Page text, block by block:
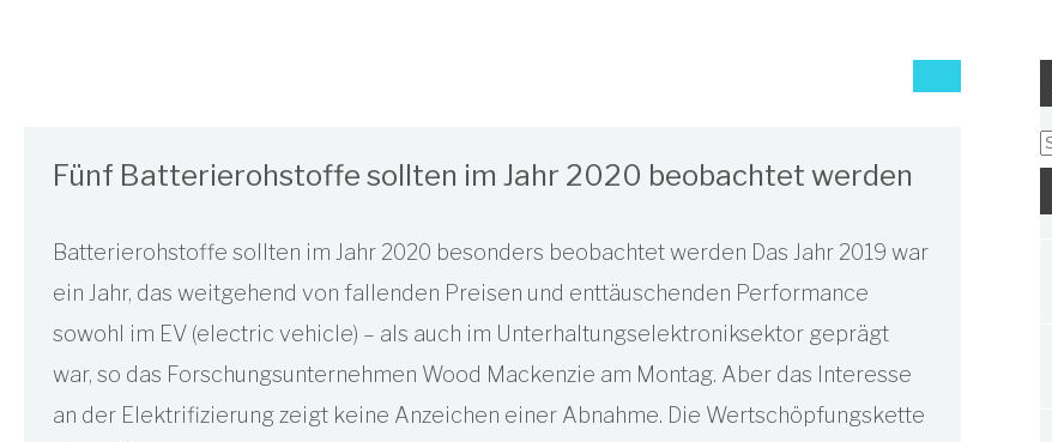
Fünf Batterierohstoffe sollten im Jahr 2020 beobachtet werden
Batterierohstoffe sollten im Jahr 2020 besonders beobachtet werden Das Jahr 2019 war
ein Jahr, das weitgehend von fallenden Preisen und enttäuschenden Performance
sowohl im EV (electric vehicle) – als auch im Unterhaltungselektroniksektor geprägt
war, so das Forschungsunternehmen Wood Mackenzie am Montag. Aber das Interesse
an der Elektrifizierung zeigt keine Anzeichen einer Abnahme. Die Wertschöpfungskette